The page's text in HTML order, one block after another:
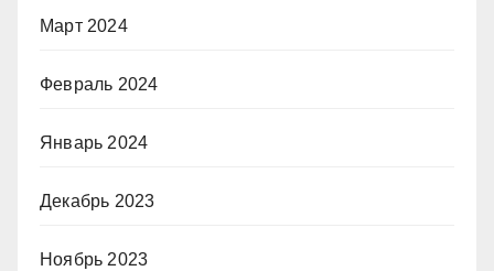
Март 2024
Февраль 2024
Январь 2024
Декабрь 2023
Ноябрь 2023